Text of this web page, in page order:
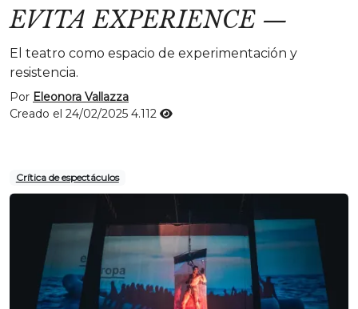
EVITA EXPERIENCE —
El teatro como espacio de experimentación y
resistencia.
Por Eleonora Vallazza
Creado el 24/02/2025 4.112
Crítica de espectáculos